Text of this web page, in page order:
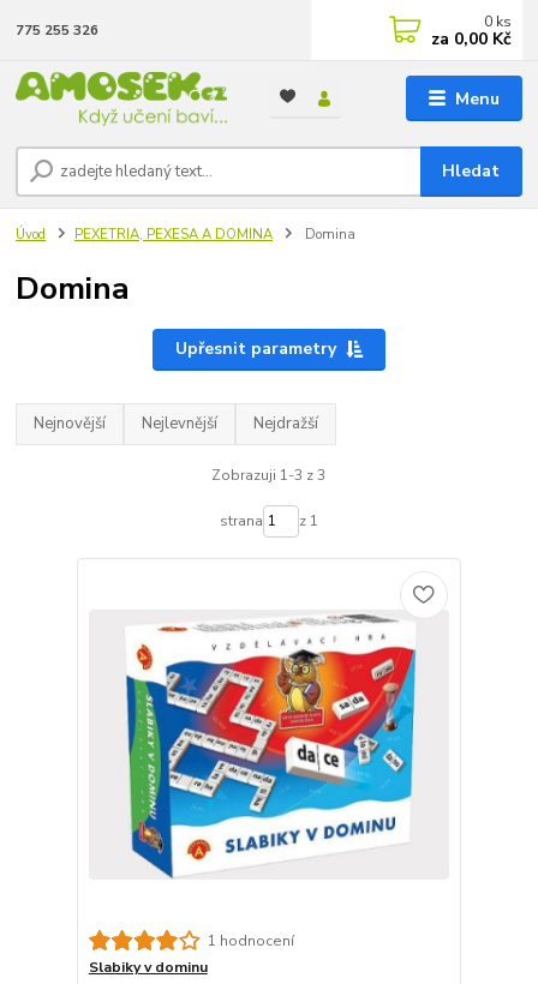
Menu
Hledat
775 255 326 0 ks
za 0,00 Kč
Úvod PEXETRIA, PEXESA A DOMINA Domina
Domina
Upřesnit parametry
Nejnovější Nejlevnější Nejdražší
Zobrazuji 1-3 z 3
strana z 1
1 hodnocení
Slabiky v dominu